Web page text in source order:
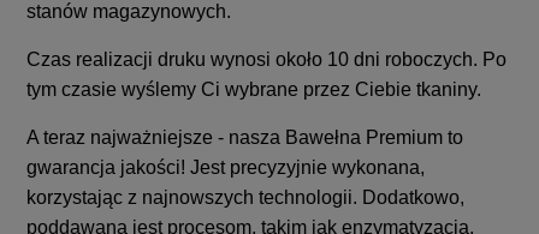
stanów magazynowych.
Czas realizacji druku wynosi około 10 dni roboczych. Po
tym czasie wyślemy Ci wybrane przez Ciebie tkaniny.
A teraz najważniejsze - nasza Bawełna Premium to
gwarancja jakości! Jest precyzyjnie wykonana,
korzystając z najnowszych technologii. Dodatkowo,
poddawana jest procesom, takim jak enzymatyzacja,